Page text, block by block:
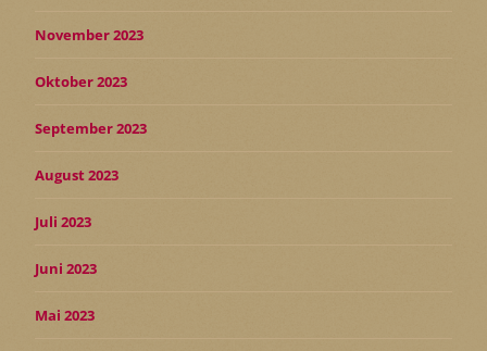
November 2023
Oktober 2023
September 2023
August 2023
Juli 2023
Juni 2023
Mai 2023